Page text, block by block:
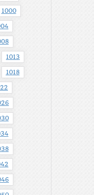
1000
1013
1018